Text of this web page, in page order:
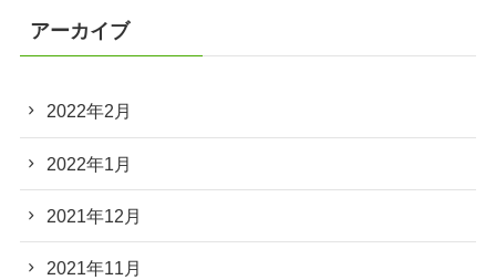
アーカイブ
2022年2月
2022年1月
2021年12月
2021年11月